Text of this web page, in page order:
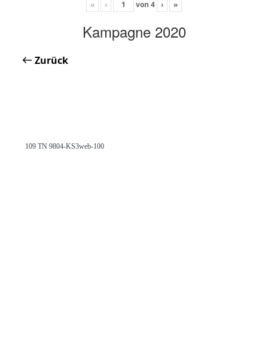
« ‹ von 4 › »
Kampagne 2020
Zurück
109 TN 9804-KS3web-100